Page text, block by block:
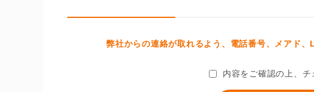
弊社からの連絡が取れるよう、電話番号、メアド
内容をご確認の上、チ